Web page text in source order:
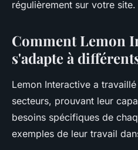
régulièrement sur votre site.
Comment Lemon
s'adapte à
Lemon Interactive a
secteurs, prouvant leur
besoins spécifiques de
exemples de leur travail